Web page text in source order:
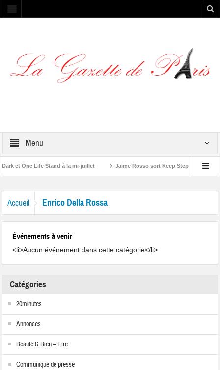
Menu
et One Life Stand à la mi-juillet Jaime Rosso sort Keep Stepping, son
Accueil Enrico Della Rossa
Événements à venir
<li>Aucun événement dans cette catégorie</li>
Catégories
20minutes
Annonces
Beauté & Bien – Etre
Communiqué de presse